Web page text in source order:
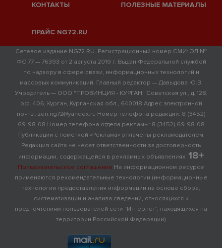
КОНТАКТЫ ПОЛЕЗНЫЕ МАТЕРИАЛЫ
ПРАЙС NG72.RU
Сетевое издание NG72.RU. Регистрационный номер СМИ: ЭЛ №
ФС 77 — 76393 от 2 августа 2019 г. Выдан Федеральной службой
по надзору в сфере связи, информационных технологий и
массовых коммуникаций. Главный редактор — Давыдова Ю.В.
Учредитель — ООО "ПРОВИНЦИЯ - КУРГАН" Советская ул., д. 128,
оф. 406, Курган, Курганская обл., 640018 Адрес электронной
почты: zen.ng72@yandex.ru Номер телефона редакции: 8 (3452)
69-98-08 Номер телефона отдела рекламы: 8 (3452) 69-98-08
Публикации с пометкой «Реклама» оплачены рекламодателем.
Редакция сайта не несет ответственности за достоверность
информации, содержащейся в рекламных объявлениях. 18+
Пользовательское соглашение На информационном ресурсе
применяются рекомендательные технологии (информационные
технологии предоставления информации на основе сбора,
систематизации и анализа сведений, относящихся к
предпочтениям пользователей сети "Интернет", находящихся на
территории Российской Федерации)